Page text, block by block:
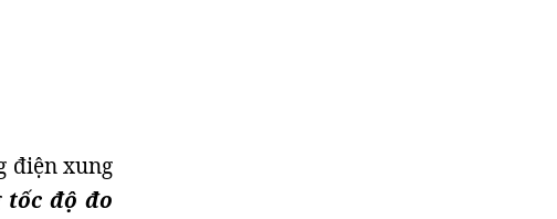
điện xung
tốc độ đo